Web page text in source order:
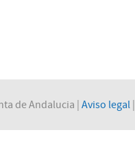
de Andalucia |Aviso legal|